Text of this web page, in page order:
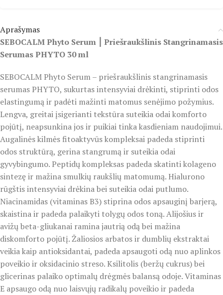
Aprašymas
SEBOCALM Phyto Serum ⎮ Priešraukšlinis Stangrinamasis
Serumas PHYTO 30 ml
SEBOCALM Phyto Serum – priešraukšlinis stangrinamasis
serumas PHYTO, sukurtas intensyviai drėkinti, stiprinti odos
elastingumą ir padėti mažinti matomus senėjimo požymius.
Lengva, greitai įsigerianti tekstūra suteikia odai komforto
pojūtį, neapsunkina jos ir puikiai tinka kasdieniam naudojimui.
Augalinės kilmės fitoaktyvūs kompleksai padeda stiprinti
odos struktūrą, gerina stangrumą ir suteikia odai
gyvybingumo. Peptidų kompleksas padeda skatinti kolageno
sintezę ir mažina smulkių raukšlių matomumą. Hialurono
rūgštis intensyviai drėkina bei suteikia odai putlumo.
Niacinamidas (vitaminas B3) stiprina odos apsauginį barjerą,
skaistina ir padeda palaikyti tolygų odos toną. Alijošius ir
avižų beta-gliukanai ramina jautrią odą bei mažina
diskomforto pojūtį. Žaliosios arbatos ir dumblių ekstraktai
veikia kaip antioksidantai, padeda apsaugoti odą nuo aplinkos
poveikio ir oksidacinio streso. Ksilitolis (beržų cukrus) bei
glicerinas palaiko optimalų drėgmės balansą odoje. Vitaminas
E apsaugo odą nuo laisvųjų radikalų poveikio ir padeda